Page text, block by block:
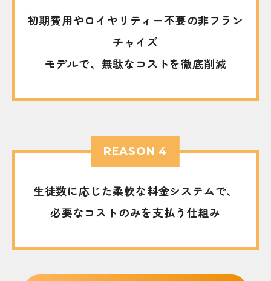
初期費用やロイヤリティー不要の非フラン
チャイズ
モデルで、無駄なコストを徹底削減
REASON 4
生徒数に応じた柔軟な料金システムで、
必要なコストのみを支払う仕組み